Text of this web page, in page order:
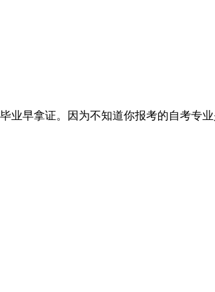
业早拿证。因为不知道你报考的自考专